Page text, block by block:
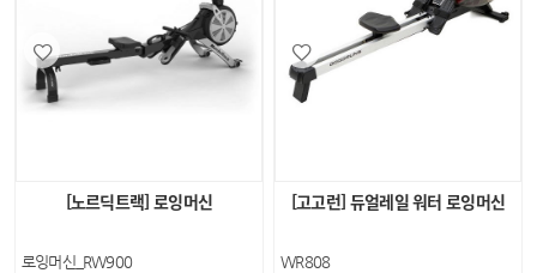
[노르딕트랙] 로잉머신
로잉머신_RW900
[고고런] 듀얼레일 워터 로잉머신
WR808